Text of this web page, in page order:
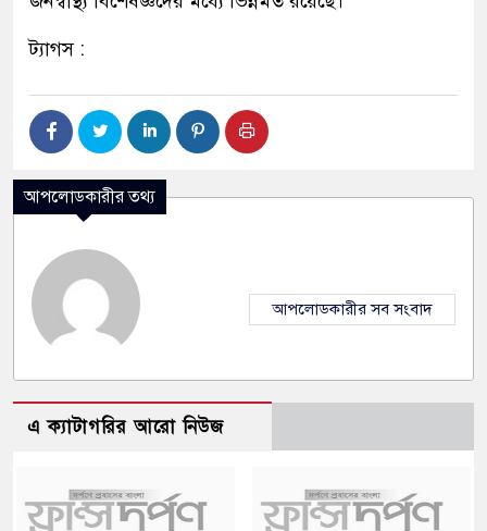
ট্যাগস :
আপলোডকারীর তথ্য
আপলোডকারীর সব সংবাদ
এ ক্যাটাগরির আরো নিউজ